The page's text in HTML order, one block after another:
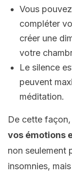
Vous
compléter
créer une
votre
Le silence
peuvent
méditation.
De cette façon,
vos émotions
non seulement
insomnies,